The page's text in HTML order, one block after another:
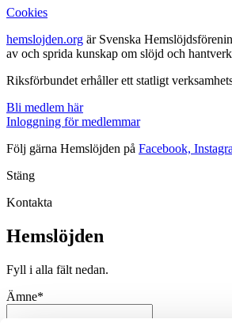
Cookies
hemslojden.org är Svenska
av och sprida kunskap om slöjd och
Riksförbundet erhåller ett statligt
Bli medlem här
Inloggning för medlemmar
Följ gärna Hemslöjden på Facebook,
Stäng
Kontakta
Hemslöjden
Fyll i alla fält nedan.
Ämne*